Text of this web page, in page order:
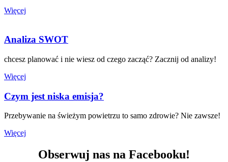
Więcej
Analiza SWOT
chcesz planować i nie wiesz od czego zacząć? Zacznij od analizy!
Więcej
Czym jest niska emisja?
Przebywanie na świeżym powietrzu to samo zdrowie? Nie zawsze!
Więcej
Obserwuj nas na Facebooku!